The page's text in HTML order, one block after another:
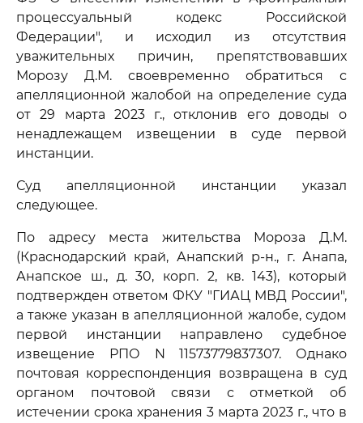
процессуальный кодекс Российской
Федерации", и исходил из отсутствия
уважительных причин, препятствовавших
Морозу Д.М. своевременно обратиться с
апелляционной жалобой на определение суда
от 29 марта 2023 г., отклонив его доводы о
ненадлежащем извещении в суде первой
инстанции.
Суд апелляционной инстанции указал
следующее.
По адресу места жительства Мороза Д.М.
(Краснодарский край, Анапский р-н., г. Анапа,
Анапское ш., д. 30, корп. 2, кв. 143), который
подтвержден ответом ФКУ "ГИАЦ МВД России",
а также указан в апелляционной жалобе, судом
первой инстанции направлено судебное
извещение РПО N 11573779837307. Однако
почтовая корреспонденция возвращена в суд
органом почтовой связи с отметкой об
истечении срока хранения 3 марта 2023 г., что в